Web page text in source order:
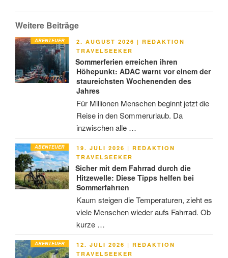
Weitere Beiträge
ABENTEUER
VERÖFFENTLICHT
AM
2. AUGUST 2026 | REDAKTION
TRAVELSEEKER
Sommerferien erreichen ihren
Höhepunkt: ADAC warnt vor einem der
staureichsten Wochenenden des
Jahres
Für Millionen Menschen beginnt jetzt die
Reise in den Sommerurlaub. Da
inzwischen alle …
ABENTEUER
VERÖFFENTLICHT
AM
19. JULI 2026 | REDAKTION
TRAVELSEEKER
Sicher mit dem Fahrrad durch die
Hitzewelle: Diese Tipps helfen bei
Sommerfahrten
Kaum steigen die Temperaturen, zieht es
viele Menschen wieder aufs Fahrrad. Ob
kurze …
ABENTEUER
VERÖFFENTLICHT
AM
12. JULI 2026 | REDAKTION
TRAVELSEEKER